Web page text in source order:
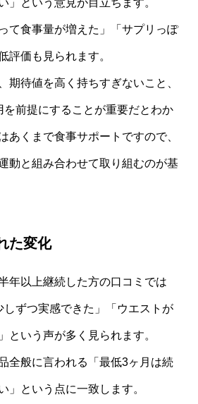
て食事量が増えた」「サプリっぽ
評価も見られます。
期待値を高く持ちすぎないこと、
前提にすることが重要だとわか
あくまで食事サポートですので、
動と組み合わせて取り組むのが基
た変化
年以上継続した方の口コミでは
しずつ実感できた」「ウエストが
という声が多く見られます。
全般に言われる「最低3ヶ月は続
」という点に一致します。